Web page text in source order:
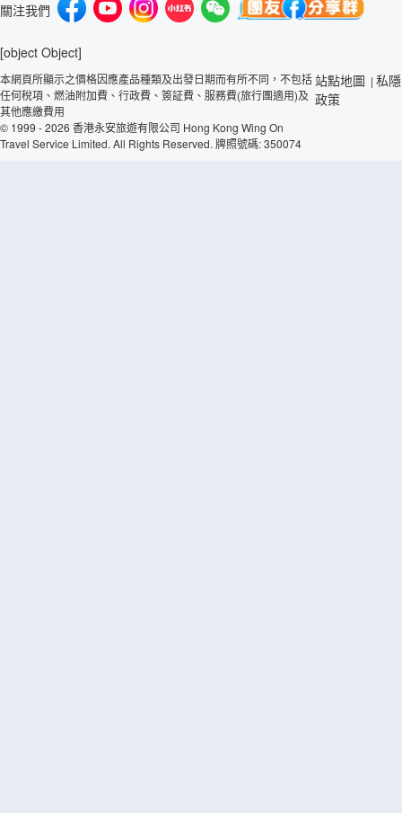
關注我們
[object Object]
本網頁所顯示之價格因應產品種類及出發日期而有所不同，不包括
任何稅項、燃油附加費、行政費、簽証費、服務費(旅行團適用)及
其他應繳費用
© 1999 - 2026 香港永安旅遊有限公司 Hong Kong Wing On
Travel Service Limited. All Rights Reserved. 牌照號碼: 350074
站點地圖 | 私隱
政策